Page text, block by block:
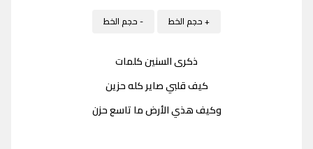
+ حجم الخط - حجم الخط
ذكرى السنين كلمات
كيف قلبي صاير كله حزين
وكيف هذي الأرض ما تاسع حزن